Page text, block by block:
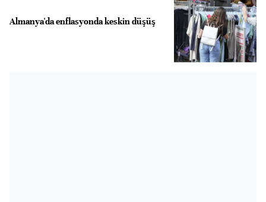
Almanya'da enflasyonda keskin düşüş